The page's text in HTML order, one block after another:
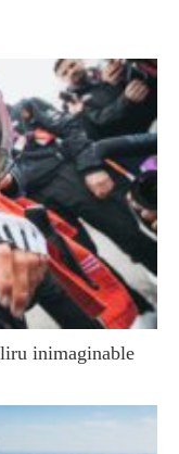
inimaginable